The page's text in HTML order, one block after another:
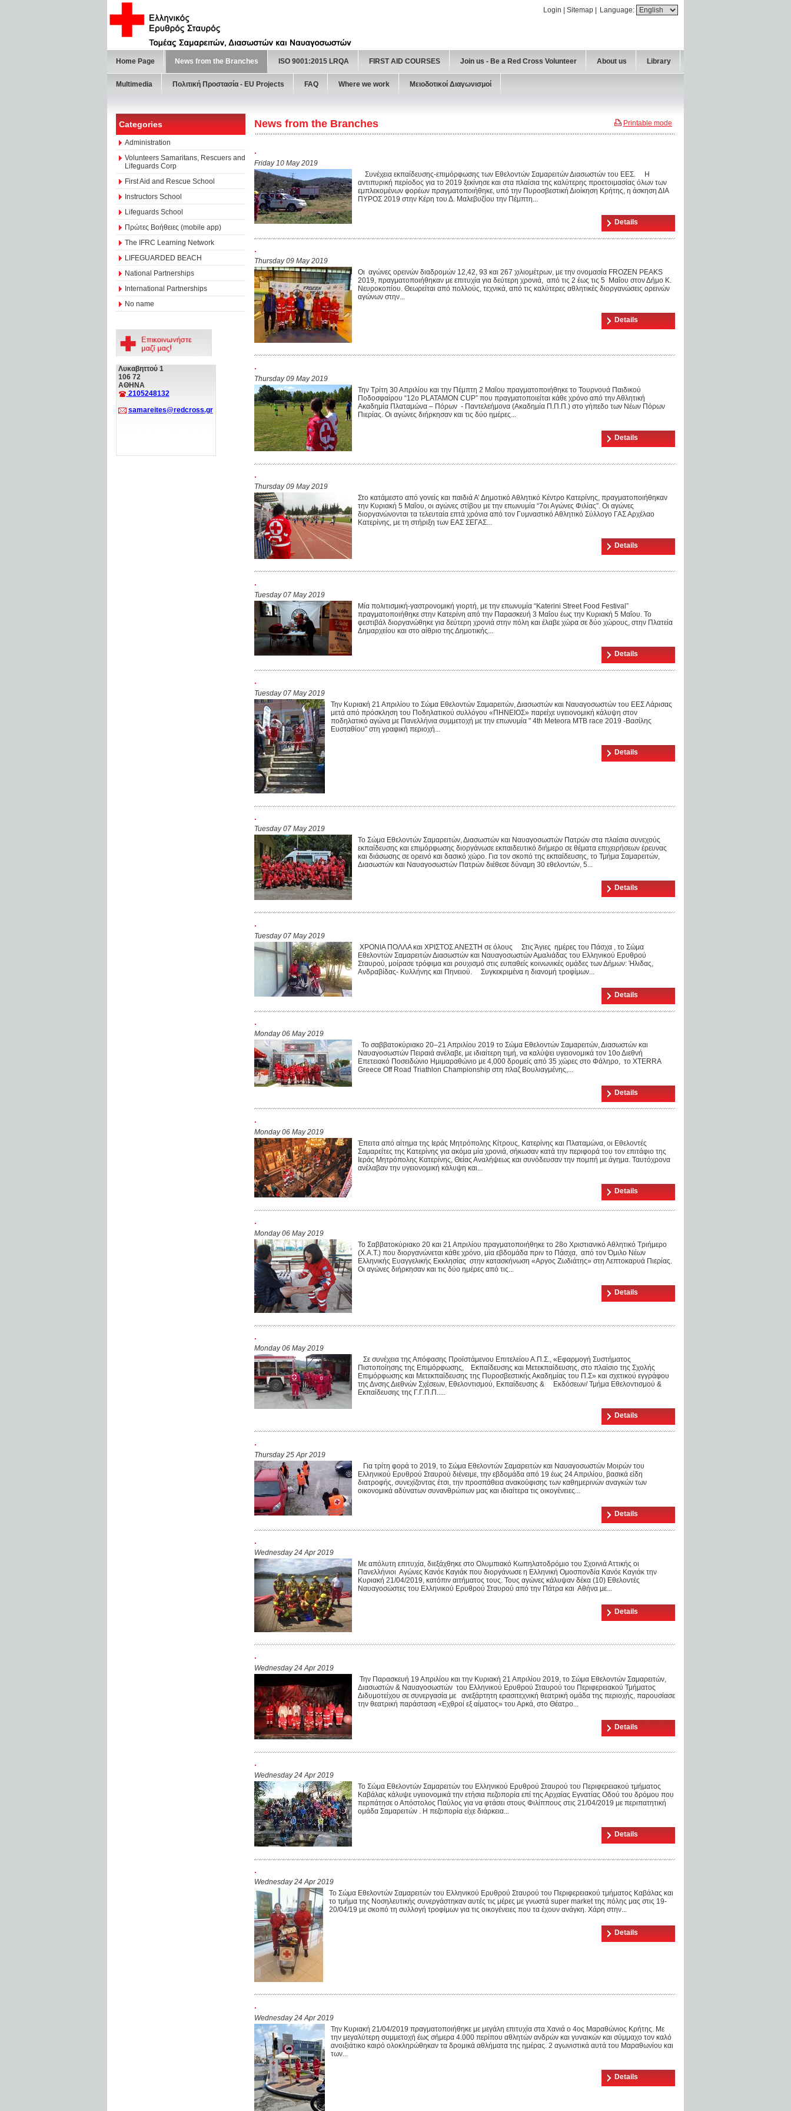
Language:
Login Sitemap
Home Page News from the Branches ISO 9001:2015 LRQA FIRST AID COURSES Join us - Be a Red Cross Volunteer About us Library
Multimedia Πολιτική Προστασία - ΕU Projects FAQ Where we work Μειοδοτικοί Διαγωνισμοί
Categories
Administration
Volunteers Samaritans, Rescuers and
Lifeguards Corp
First Aid and Rescue School
Instructors School
Lifeguards School
Πρώτες Βοήθειες (mobile app)
The IFRC Learning Network
LIFEGUARDED BEACH
National Partnerships
International Partnerships
No name
Λυκαβηττού 1
106 72
ΑΘΗΝΑ
2105248132
samareites@redcross.gr
Printable mode
News from the Branches
.
Friday 10 May 2019
Συνέχεια εκπαίδευσης-επιμόρφωσης των Εθελοντών Σαμαρειτών Διασωστών του ΕΕΣ. Η
αντιπυρική περίοδος για το 2019 ξεκίνησε και στα πλαίσια της καλύτερης προετοιμασίας όλων των
εμπλεκομένων φορέων πραγματοποιήθηκε, υπό την Πυροσβεστική Διοίκηση Κρήτης, η άσκηση ΔΙΑ
ΠΥΡΟΣ 2019 στην Κέρη του Δ. Μαλεβυζίου την Πέμπτη...
Details
.
Thursday 09 May 2019
Οι αγώνες ορεινών διαδρομών 12,42, 93 και 267 χιλιομέτρων, με την ονομασία FROZEN PEAKS
2019, πραγματοποιήθηκαν με επιτυχία για δεύτερη χρονιά, από τις 2 έως τις 5 Μαΐου στον Δήμο Κ.
Νευροκοπίου. Θεωρείται από πολλούς, τεχνικά, από τις καλύτερες αθλητικές διοργανώσεις ορεινών
αγώνων στην...
Details
.
Thursday 09 May 2019
Την Τρίτη 30 Απριλίου και την Πέμπτη 2 Μαΐου πραγματοποιήθηκε το Τουρνουά Παιδικού
Ποδοσφαίρου “12ο PLATAMON CUP” που πραγματοποιείται κάθε χρόνο από την Αθλητική
Ακαδημία Πλαταμώνα – Πόρων - Παντελεήμονα (Ακαδημία Π.Π.Π.) στο γήπεδο των Νέων Πόρων
Πιερίας. Οι αγώνες διήρκησαν και τις δύο ημέρες...
Details
.
Thursday 09 May 2019
Στο κατάμεστο από γονείς και παιδιά Α’ Δημοτικό Αθλητικό Κέντρο Κατερίνης, πραγματοποιήθηκαν
την Κυριακή 5 Μαΐου, οι αγώνες στίβου με την επωνυμία “7οι Αγώνες Φιλίας”. Οι αγώνες
διοργανώνονται τα τελευταία επτά χρόνια από τον Γυμναστικό Αθλητικό Σύλλογο ΓΑΣ Αρχέλαο
Κατερίνης, με τη στήριξη των ΕΑΣ ΣΕΓΑΣ...
Details
.
Tuesday 07 May 2019
Μία πολιτισμική-γαστρονομική γιορτή, με την επωνυμία “Katerini Street Food Festival”
πραγματοποιήθηκε στην Κατερίνη από την Παρασκευή 3 Μαΐου έως την Κυριακή 5 Μαΐου. Το
φεστιβάλ διοργανώθηκε για δεύτερη χρονιά στην πόλη και έλαβε χώρα σε δύο χώρους, στην Πλατεία
Δημαρχείου και στο αίθριο της Δημοτικής...
Details
.
Tuesday 07 May 2019
Την Κυριακή 21 Απριλίου το Σώμα Εθελοντών Σαμαρειτών, Διασωστών και Ναυαγοσωστών του ΕΕΣ Λάρισας
μετά από πρόσκληση του Ποδηλατικού συλλόγου «ΠΗΝΕΙΟΣ» παρείχε υγειονομική κάλυψη στον
ποδηλατικό αγώνα με Πανελλήνια συμμετοχή με την επωνυμία " 4th Meteora MTB race 2019 -Βασίλης
Ευσταθίου" στη γραφική περιοχή...
Details
.
Tuesday 07 May 2019
Το Σώμα Εθελοντών Σαμαρειτών, Διασωστών και Ναυαγοσωστών Πατρών στα πλαίσια συνεχούς
εκπαίδευσης και επιμόρφωσης διοργάνωσε εκπαιδευτικό διήμερο σε θέματα επιχειρήσεων έρευνας
και διάσωσης σε ορεινό και δασικό χώρο. Για τον σκοπό της εκπαίδευσης, το Τμήμα Σαμαρειτών,
Διασωστών και Ναυαγοσωστών Πατρών διέθεσε δύναμη 30 εθελοντών, 5...
Details
.
Tuesday 07 May 2019
ΧΡΟΝΙΑ ΠΟΛΛΑ και ΧΡΙΣΤΟΣ ΑΝΕΣΤΗ σε όλους Στις Άγιες ημέρες του Πάσχα , το Σώμα
Εθελοντών Σαμαρειτών Διασωστών και Ναυαγοσωστών Αμαλιάδας του Ελληνικού Ερυθρού
Σταυρού, μοίρασε τρόφιμα και ρουχισμό στις ευπαθείς κοινωνικές ομάδες των Δήμων: Ήλιδας,
Ανδραβίδας- Κυλλήνης και Πηνειού. Συγκεκριμένα η διανομή τροφίμων...
Details
.
Monday 06 May 2019
Το σαββατοκύριακο 20–21 Απριλίου 2019 το Σώμα Εθελοντών Σαμαρειτών, Διασωστών και
Ναυαγοσωστών Πειραιά ανέλαβε, με ιδιαίτερη τιμή, να καλύψει υγειονομικά τον 10ο Διεθνή
Επετειακό Ποσειδώνιο Ημιμαραθώνιο με 4,000 δρομείς από 35 χώρες στο Φάληρο, το XTERRA
Greece Off Road Triathlon Championship στη πλαζ Βουλιαγμένης,...
Details
.
Monday 06 May 2019
Έπειτα από αίτημα της Ιεράς Μητρόπολης Κίτρους, Κατερίνης και Πλαταμώνα, οι Εθελοντές
Σαμαρείτες της Κατερίνης για ακόμα μία χρονιά, σήκωσαν κατά την περιφορά του τον επιτάφιο της
Ιεράς Μητρόπολης Κατερίνης, Θείας Αναλήψεως και συνόδευσαν την πομπή με άγημα. Ταυτόχρονα
ανέλαβαν την υγειονομική κάλυψη και...
Details
.
Monday 06 May 2019
Το Σαββατοκύριακο 20 και 21 Απριλίου πραγματοποιήθηκε το 28ο Χριστιανικό Αθλητικό Τριήμερο
(Χ.Α.Τ.) που διοργανώνεται κάθε χρόνο, μία εβδομάδα πριν το Πάσχα, από τον Όμιλο Νέων
Ελληνικής Ευαγγελικής Εκκλησίας στην κατασκήνωση «Αργος Ζωδιάτης» στη Λεπτοκαρυά Πιερίας.
Οι αγώνες διήρκησαν και τις δύο ημέρες από τις...
Details
.
Monday 06 May 2019
Σε συνέχεια της Απόφασης Προϊστάμενου Επιτελείου Α.Π.Σ., «Εφαρμογή Συστήματος
Πιστοποίησης της Επιμόρφωσης, Εκπαίδευσης και Μετεκπαίδευσης, στο πλαίσιο της Σχολής
Επιμόρφωσης και Μετεκπαίδευσης της Πυροσβεστικής Ακαδημίας του Π.Σ» και σχετικού εγγράφου
της Δνσης Διεθνών Σχέσεων, Εθελοντισμού, Εκπαίδευσης & Εκδόσεων/ Τμήμα Εθελοντισμού &
Εκπαίδευσης της Γ.Γ.Π.Π.....
Details
.
Thursday 25 Apr 2019
Για τρίτη φορά το 2019, το Σώμα Εθελοντών Σαμαρειτών και Ναυαγοσωστών Μοιρών του
Ελληνικού Ερυθρού Σταυρού διένειμε, την εβδομάδα από 19 έως 24 Απριλίου, βασικά είδη
διατροφής, συνεχίζοντας έτσι, την προσπάθεια ανακούφισης των καθημερινών αναγκών των
οικονομικά αδύνατων συνανθρώπων μας και ιδιαίτερα τις οικογένειες...
Details
.
Wednesday 24 Apr 2019
Με απόλυτη επιτυχία, διεξάχθηκε στο Ολυμπιακό Κωπηλατοδρόμιο του Σχοινιά Αττικής οι
Πανελλήνιοι Αγώνες Κανόε Καγιάκ που διοργάνωσε η Ελληνική Ομοσπονδία Κανόε Καγιάκ την
Κυριακή 21/04/2019, κατόπιν αιτήματος τους. Τους αγώνες κάλυψαν δέκα (10) Εθελοντές
Ναυαγοσώστες του Ελληνικού Ερυθρού Σταυρού από την Πάτρα και Αθήνα με...
Details
.
Wednesday 24 Apr 2019
Την Παρασκευή 19 Απριλίου και την Κυριακή 21 Απριλίου 2019, το Σώμα Εθελοντών Σαμαρειτών,
Διασωστών & Ναυαγοσωστών του Ελληνικού Ερυθρού Σταυρού του Περιφερειακού Τμήματος
Διδυμοτείχου σε συνεργασία με ανεξάρτητη ερασιτεχνική θεατρική ομάδα της περιοχής, παρουσίασε
την θεατρική παράσταση «Εχθροί εξ αίματος» του Αρκά, στο Θέατρο...
Details
.
Wednesday 24 Apr 2019
Το Σώμα Εθελοντών Σαμαρειτών του Ελληνικού Ερυθρού Σταυρού του Περιφερειακού τμήματος
Καβάλας κάλυψε υγειονομικά την ετήσια πεζοπορία επί της Αρχαίας Εγνατίας Οδού του δρόμου που
περπάτησε ο Απόστολος Παύλος για να φτάσει στους Φιλίππους στις 21/04/2019 με περιπατητική
ομάδα Σαμαρειτών . Η πεζοπορία είχε διάρκεια...
Details
.
Wednesday 24 Apr 2019
Το Σώμα Εθελοντών Σαμαρειτών του Ελληνικού Ερυθρού Σταυρού του Περιφερειακού τμήματος Καβάλας και
το τμήμα της Νοσηλευτικής συνεργάστηκαν αυτές τις μέρες με γνωστά super market της πόλης μας στις 19-
20/04/19 με σκοπό τη συλλογή τροφίμων για τις οικογένειες που τα έχουν ανάγκη. Χάρη στην...
Details
.
Wednesday 24 Apr 2019
Την Κυριακή 21/04/2019 πραγματοποιήθηκε με μεγάλη επιτυχία στα Χανιά ο 4ος Μαραθώνιος Κρήτης. Με
την μεγαλύτερη συμμετοχή έως σήμερα 4.000 περίπου αθλητών ανδρών και γυναικών και σύμμαχο τον καλό
ανοιξιάτικο καιρό ολοκληρώθηκαν τα δρομικά αθλήματα της ημέρας. 2 αγωνιστικά αυτά του Μαραθωνίου και
των...
Details